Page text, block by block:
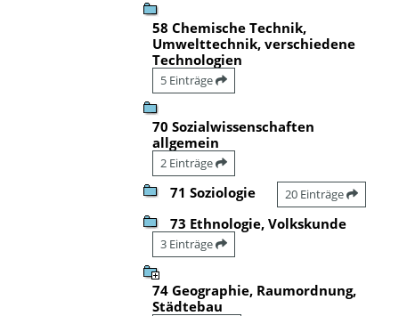
58 Chemische Technik,
Umwelttechnik, verschiedene
Technologien
5 Einträge
70 Sozialwissenschaften
allgemein
2 Einträge
71 Soziologie 20 Einträge
73 Ethnologie, Volkskunde
3 Einträge
74 Geographie, Raumordnung,
Städtebau